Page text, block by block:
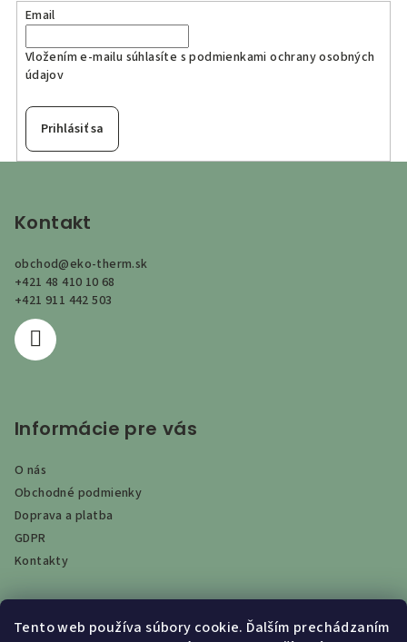
Tento web používa súbory cookie. Ďalším prechádzaním
Email
Vložením e-mailu súhlasíte spodmienkami ochrany osobných
údajov
Prihlásiť sa
Kontakt
obchod@eko-therm.sk
+421 48 410 10 68
+421 911 442 503
Informácie pre vás
O nás
Obchodné podmienky
Doprava a platba
GDPR
Kontakty